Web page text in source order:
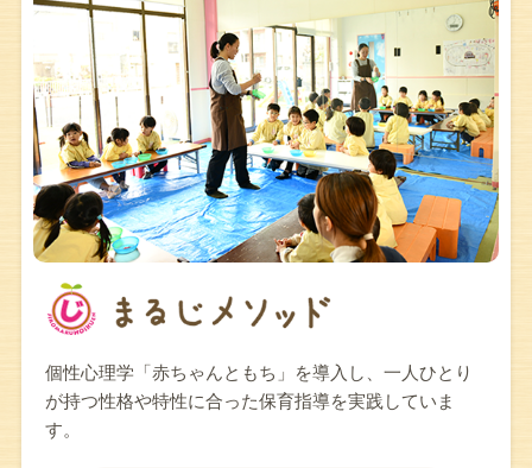
個性心理学「赤ちゃんともち」を導入し、一人ひとり
が持つ性格や特性に合った保育指導を実践していま
す。